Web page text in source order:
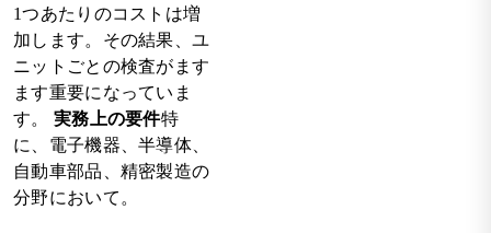
1つあたりのコストは増
加します。その結果、ユ
ニットごとの検査がます
ます重要になっていま
す。 実務上の要件特
に、電子機器、半導体、
自動車部品、精密製造の
分野において。